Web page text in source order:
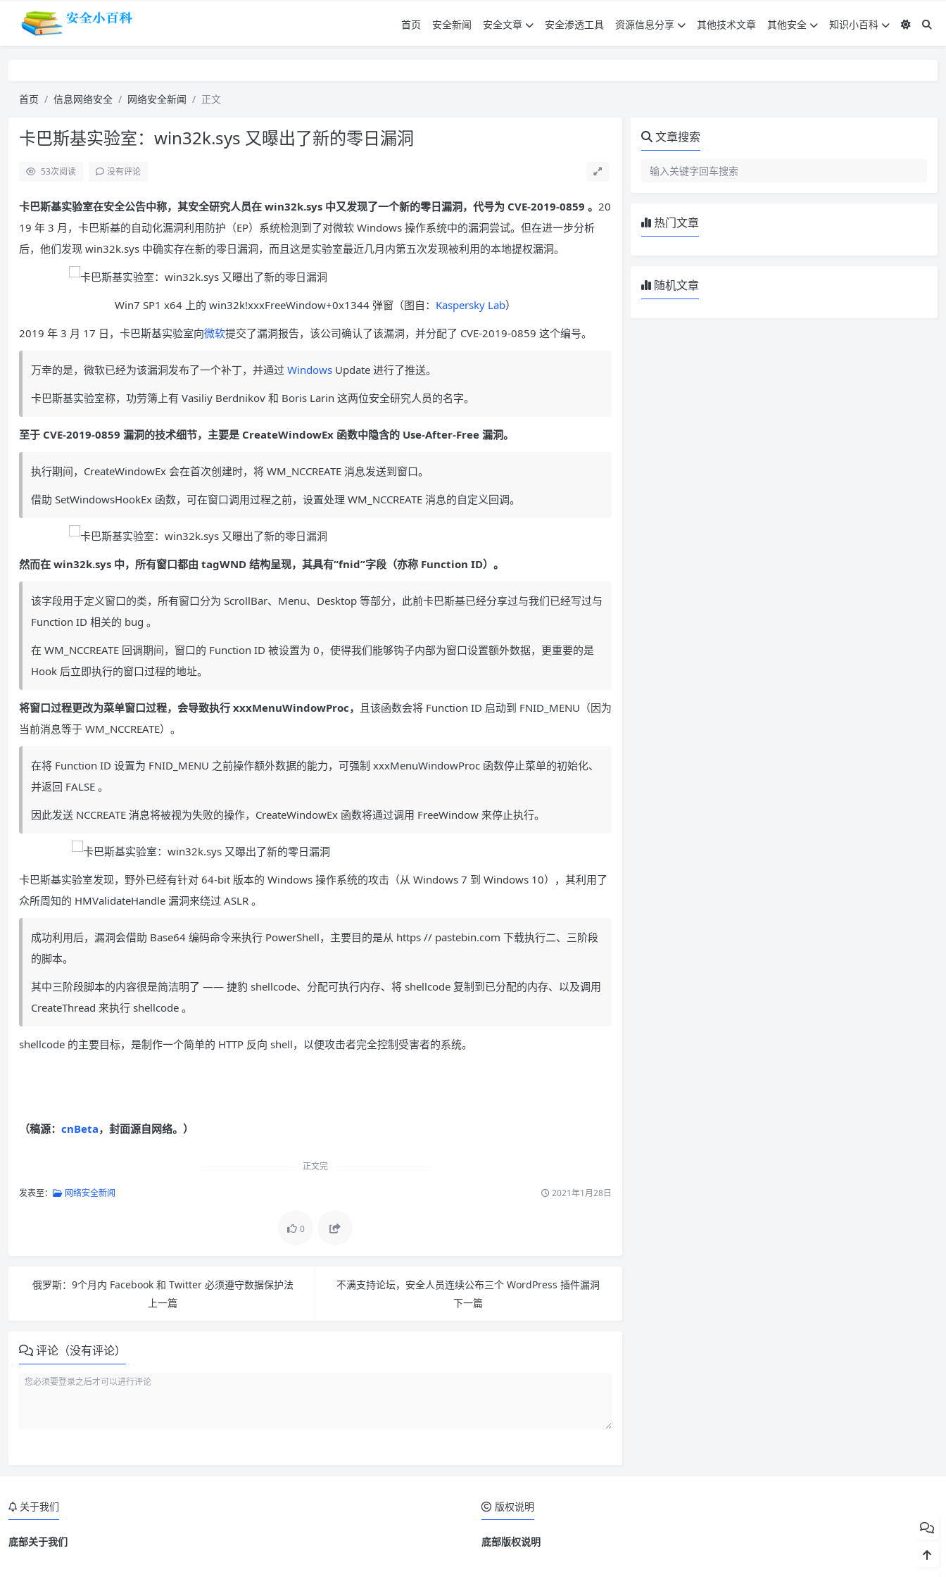
首页 安全新闻 安全文章 安全渗透工具 资源信息分享 其他技术文章 其他安全 知识小百科
首页 信息网络安全 网络安全新闻 正文
卡巴斯基实验室：win32k.sys 又曝出了新的零日漏洞
53次阅读 没有评论
卡巴斯基实验室在安全公告中称，其安全研究人员在 win32k.sys 中又发现了一个新的零日漏洞，代号为 CVE-2019-0859 。 20
19 年 3 月，卡巴斯基的自动化漏洞利用防护（EP）系统检测到了对微软 Windows 操作系统中的漏洞尝试。但在进一步分析
后，他们发现 win32k.sys 中确实存在新的零日漏洞，而且这是实验室最近几月内第五次发现被利用的本地提权漏洞。
Win7 SP1 x64 上的 win32k!xxxFreeWindow+0x1344 弹窗（图自： Kaspersky Lab）
2019 年 3 月 17 日，卡巴斯基实验室向微软提交了漏洞报告，该公司确认了该漏洞，并分配了 CVE-2019-0859 这个编号。
万幸的是，微软已经为该漏洞发布了一个补丁，并通过 Windows Update 进行了推送。
卡巴斯基实验室称，功劳簿上有 Vasiliy Berdnikov 和 Boris Larin 这两位安全研究人员的名字。
至于 CVE-2019-0859 漏洞的技术细节，主要是 CreateWindowEx 函数中隐含的 Use-After-Free 漏洞。
执行期间，CreateWindowEx 会在首次创建时，将 WM_NCCREATE 消息发送到窗口。
借助 SetWindowsHookEx 函数，可在窗口调用过程之前，设置处理 WM_NCCREATE 消息的自定义回调。
然而在 win32k.sys 中，所有窗口都由 tagWND 结构呈现，其具有“fnid”字段（亦称 Function ID）。
该字段用于定义窗口的类，所有窗口分为 ScrollBar、Menu、Desktop 等部分，此前卡巴斯基已经分享过与我们已经写过与
Function ID 相关的 bug 。
在 WM_NCCREATE 回调期间，窗口的 Function ID 被设置为 0，使得我们能够钩子内部为窗口设置额外数据，更重要的是
Hook 后立即执行的窗口过程的地址。
将窗口过程更改为菜单窗口过程，会导致执行 xxxMenuWindowProc， 且该函数会将 Function ID 启动到 FNID_MENU（因为
当前消息等于 WM_NCCREATE）。
在将 Function ID 设置为 FNID_MENU 之前操作额外数据的能力，可强制 xxxMenuWindowProc 函数停止菜单的初始化、
并返回 FALSE 。
因此发送 NCCREATE 消息将被视为失败的操作，CreateWindowEx 函数将通过调用 FreeWindow 来停止执行。
卡巴斯基实验室发现，野外已经有针对 64-bit 版本的 Windows 操作系统的攻击（从 Windows 7 到 Windows 10），其利用了
众所周知的 HMValidateHandle 漏洞来绕过 ASLR 。
成功利用后，漏洞会借助 Base64 编码命令来执行 PowerShell，主要目的是从 https // pastebin.com 下载执行二、三阶段
的脚本。
其中三阶段脚本的内容很是简洁明了 —— 捷豹 shellcode、分配可执行内存、将 shellcode 复制到已分配的内存、以及调用
CreateThread 来执行 shellcode 。
shellcode 的主要目标，是制作一个简单的 HTTP 反向 shell，以便攻击者完全控制受害者的系统。
（稿源： cnBeta，封面源自网络。）
正文完
发表至： 网络安全新闻 2021年1月28日
0
俄罗斯：9个月内 Facebook 和 Twitter 必须遵守数据保护法
上一篇
不满支持论坛，安全人员连续公布三个 WordPress 插件漏洞
下一篇
评论（没有评论）
文章搜索
热门文章
随机文章
关于我们
底部关于我们
版权说明
底部版权说明